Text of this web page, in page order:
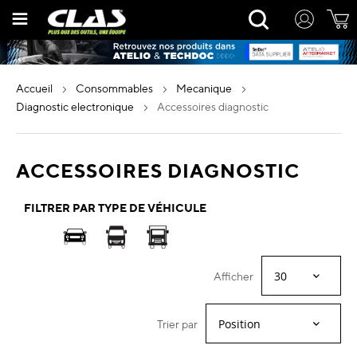
contenu
Rechercher
accueil consommables
mecanique
diagnostic electronique
accessoires diagnostic
ACCESSOIRES DIAGNOSTIC
FILTRER PAR TYPE DE VÉHICULE
Afficher
Trier par